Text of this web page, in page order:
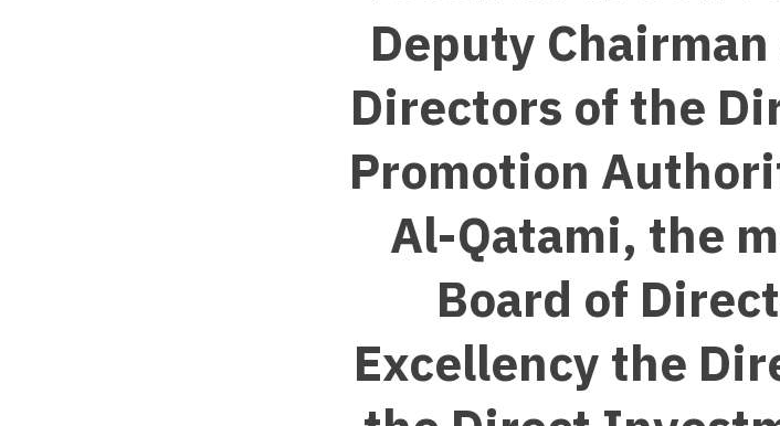
Deputy
Directors of the
Promotion
Al-Qatami, the
Board of
Excellency the